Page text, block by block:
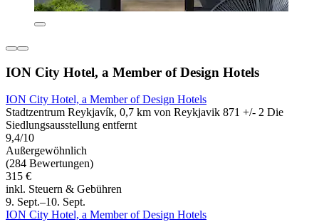
ION City Hotel, a Member of Design Hotels
ION City Hotel, a Member of Design Hotels
Stadtzentrum Reykjavík, 0,7 km von Reykjavik 871 +/- 2 Die
Siedlungsausstellung entfernt
9,4/10
Außergewöhnlich
(284 Bewertungen)
315 €
inkl. Steuern & Gebühren
9. Sept.–10. Sept.
ION City Hotel, a Member of Design Hotels